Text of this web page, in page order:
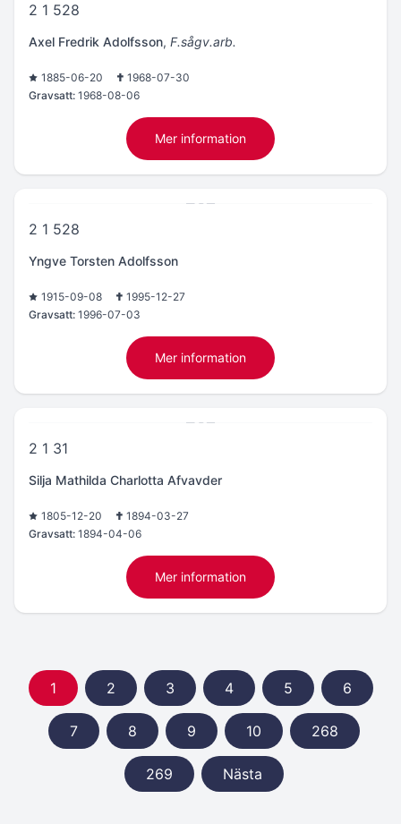
2 1 528
Axel Fredrik Adolfsson, F.sågv.arb.
1885-06-20
1968-07-30
Gravsatt: 1968-08-06
Mer information
2 1 528
Yngve Torsten Adolfsson
1915-09-08
1995-12-27
Gravsatt: 1996-07-03
Mer information
2 1 31
Silja Mathilda Charlotta Afvavder
1805-12-20
1894-03-27
Gravsatt: 1894-04-06
Mer information
1 2 3 4 5 6
7 8 9 10 268
269 Nästa